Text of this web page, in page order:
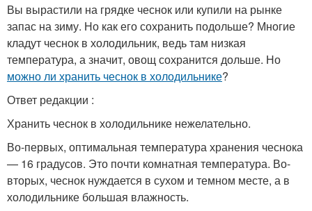
Вы вырастили на грядке чеснок или купили на рынке
запас на зиму. Но как его сохранить подольше? Многие
кладут чеснок в холодильник, ведь там низкая
температура, а значит, овощ сохранится дольше. Но
можно ли хранить чеснок в холодильнике?
Ответ редакции :
Хранить чеснок в холодильнике нежелательно.
Во-первых, оптимальная температура хранения чеснока
— 16 градусов. Это почти комнатная температура. Во-
вторых, чеснок нуждается в сухом и темном месте, а в
холодильнике большая влажность.